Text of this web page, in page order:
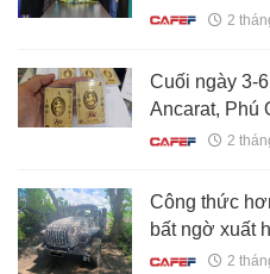
2
Cuối ngày 3-
Ancarat, Phú
đồng/lượng
2
Công thức
bất ngờ xuất
Chuyện gì2